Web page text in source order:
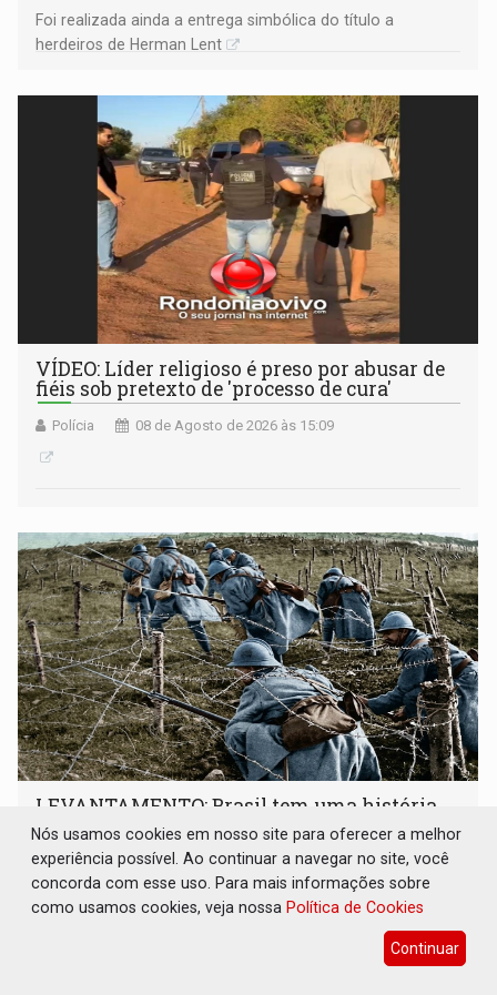
Foi realizada ainda a entrega simbólica do título a
herdeiros de Herman Lent
VÍDEO: Líder religioso é preso por abusar de
fiéis sob pretexto de 'processo de cura'
Polícia 08 de Agosto de 2026 às 15:09
LEVANTAMENTO: Brasil tem uma história
marcada por guerras, revoltas e conflitos
sangrentos
Brasil e Mundo 08 de Agosto de 2026 às 15:00
Da Cabanagem à Guerra do Paraguai, diferentes conflitos
deixaram dezenas de milhares de mortos e revelam que a
formação do Brasil foi marcada por disputas políticas,
Nós usamos cookies em nosso site para oferecer a melhor
experiência possível. Ao continuar a navegar no site, você
concorda com esse uso. Para mais informações sobre
como usamos cookies, veja nossa Política de Cookies
Continuar